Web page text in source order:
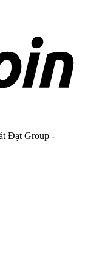
Đạt Group -